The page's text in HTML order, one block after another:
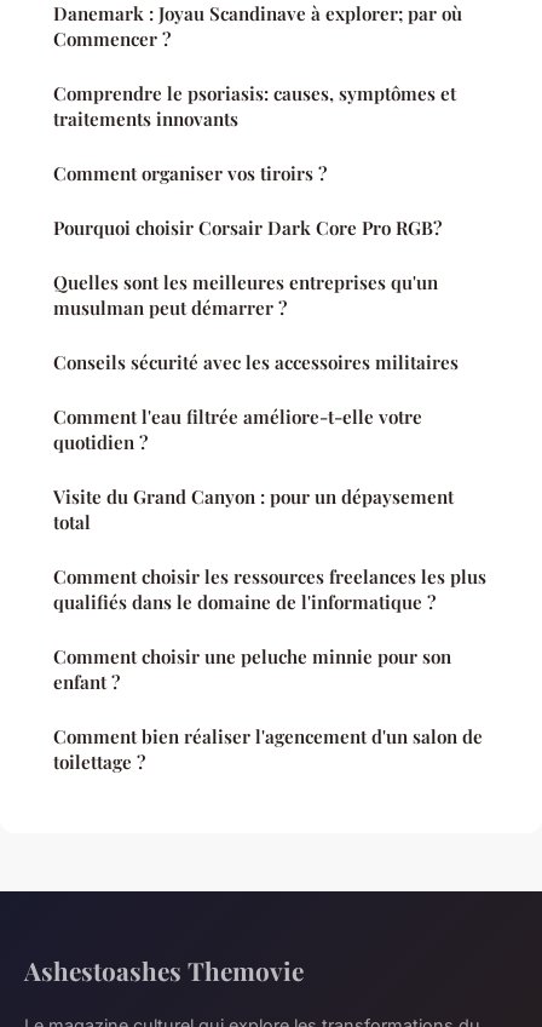
Danemark : Joyau Scandinave à explorer; par où
Commencer ?
Comprendre le psoriasis: causes, symptômes et
traitements innovants
Comment organiser vos tiroirs ?
Pourquoi choisir Corsair Dark Core Pro RGB?
Quelles sont les meilleures entreprises qu'un
musulman peut démarrer ?
Conseils sécurité avec les accessoires militaires
Comment l'eau filtrée améliore-t-elle votre
quotidien ?
Visite du Grand Canyon : pour un dépaysement
total
Comment choisir les ressources freelances les plus
qualifiés dans le domaine de l'informatique ?
Comment choisir une peluche minnie pour son
enfant ?
Comment bien réaliser l'agencement d'un salon de
toilettage ?
Ashestoashes Themovie